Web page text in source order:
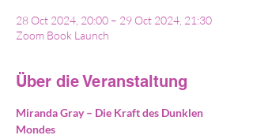
28 Oct 2024, 20:00 – 29 Oct 2024, 21:30
Zoom Book Launch
Über die Veranstaltung
Miranda Gray – Die Kraft des Dunklen
Mondes